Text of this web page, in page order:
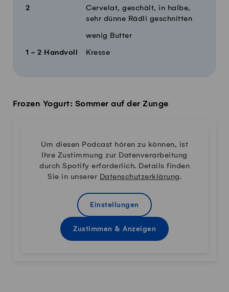
2
Cervelat, geschält, in halbe,
sehr dünne Rädli geschnitten
wenig Butter
1 - 2 Handvoll Kresse
Frozen Yogurt: Sommer auf der Zunge
Um diesen Podcast hören zu können, ist
Ihre Zustimmung zur Datenverarbeitung
durch Spotify erforderlich. Details finden
Sie in unserer Datenschutzerklärung.
Einstellungen
Zustimmen & Anzeigen